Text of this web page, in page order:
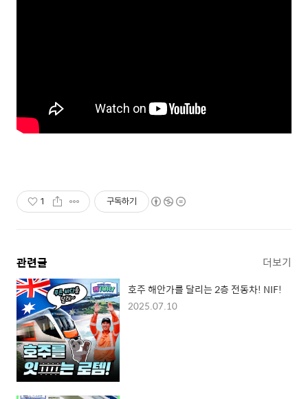
1 구독하기
관련글 더보기
호주 해안가를 달리는 2층 전동차! NIF!
2025.07.10